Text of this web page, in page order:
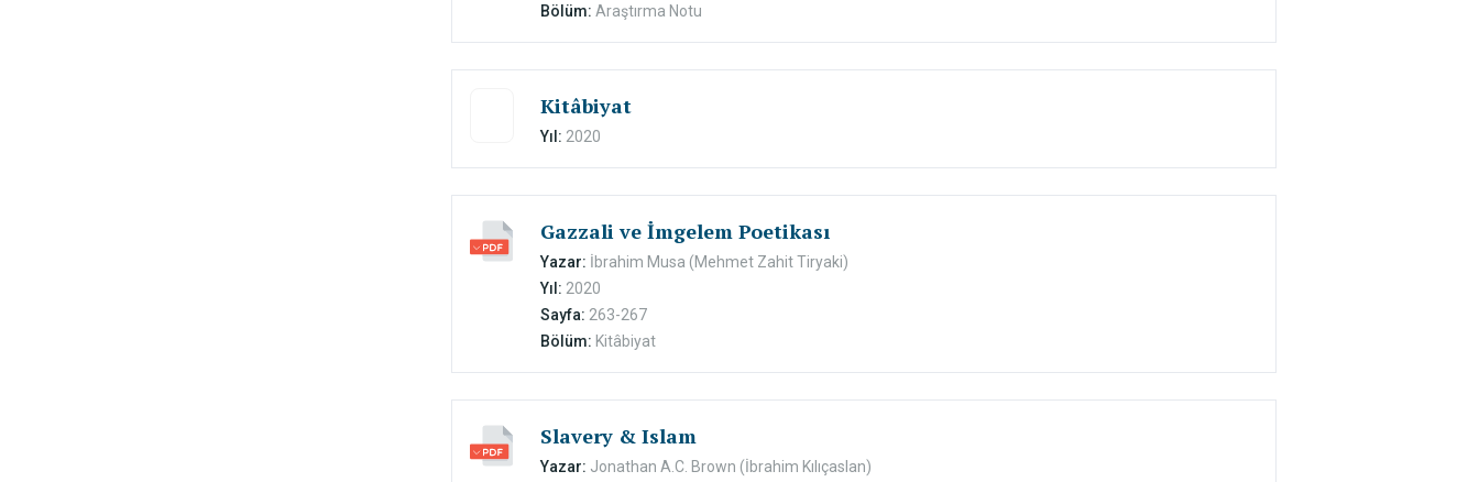
Bölüm: Araştırma Notu
Kitâbiyat
Yıl: 2020
Gazzali ve İmgelem Poetikası
Yazar: İbrahim Musa (Mehmet Zahit Tiryaki)
Yıl: 2020
Sayfa: 263-267
Bölüm: Kitâbiyat
Slavery & Islam
Yazar: Jonathan A.C. Brown (İbrahim Kılıçaslan)